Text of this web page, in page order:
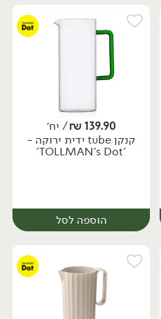
יח׳
139.90
₪/ יח׳
קנקן tube ידית ירוקה -
'TOLLMAN's Dot'
הוספה לסל